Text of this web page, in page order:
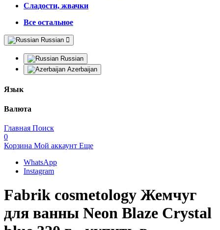
Сладости, жвачки
Все остальное
Russian
Russian
Azerbaijan
Язык
Валюта
Главная Поиск
0
Корзина Мой аккаунт Еще
WhatsApp
Instagram
Fabrik cosmetology Жемчуг
для ванны Neon Blaze Crystal